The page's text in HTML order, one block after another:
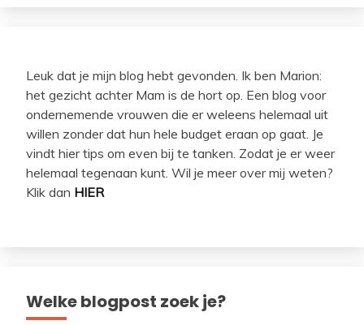
Leuk dat je mijn blog hebt gevonden. Ik ben Marion:
het gezicht achter Mam is de hort op. Een blog voor
ondernemende vrouwen die er weleens helemaal uit
willen zonder dat hun hele budget eraan op gaat. Je
vindt hier tips om even bij te tanken. Zodat je er weer
helemaal tegenaan kunt. Wil je meer over mij weten?
Klik dan HIER
Welke blogpost zoek je?